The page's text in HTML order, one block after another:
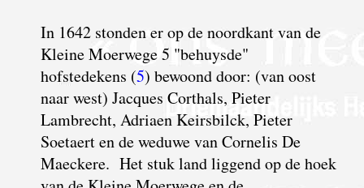
In 1642 stonden er op de noordkant van de
Kleine Moerwege 5 "behuysde"
hofstedekens (5) bewoond door: (van oost
naar west) Jacques Corthals, Pieter
Lambrecht, Adriaen Keirsbilck, Pieter
Soetaert en de weduwe van Cornelis De
Maeckere. Het stuk land liggend op de hoek